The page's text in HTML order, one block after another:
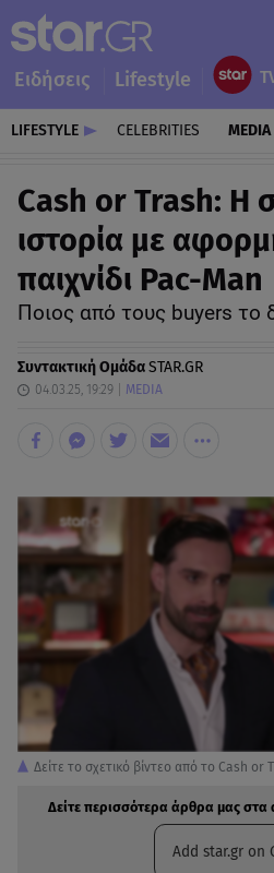
Ειδήσεις Lifestyle
LIFESTYLE CELEBRITIES MEDIA
Cash or Trash: Η
ιστορία με
παιχνίδι Pac-Man
Ποιος από τους buyers το
Συντακτική ΟμάδαSTAR.GR
04.03.25, 19:29 MEDIA
Δείτε το σχετικό βίντεο από το Cash or
Δείτε περισσότερα άρθρα μας
Add star.gr on